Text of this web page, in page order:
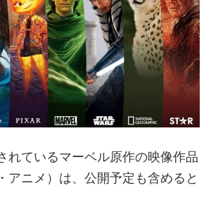
れているマーベル原作の映像作品
アニメ）は、公開予定も含めると